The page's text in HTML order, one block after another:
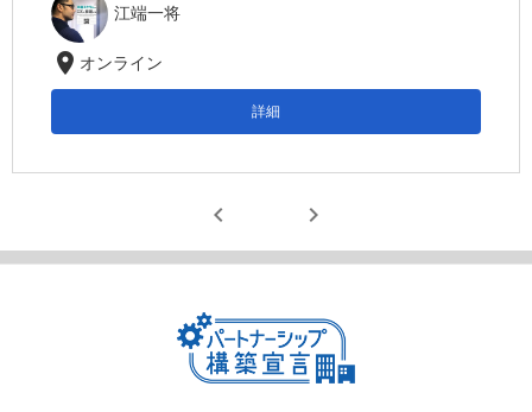
江端一将
location_on オンライン
詳細
chevron_left chevron_right